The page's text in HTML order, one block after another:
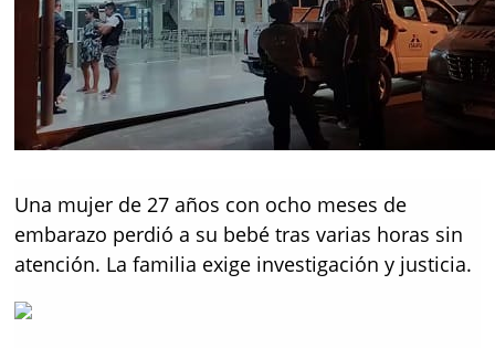
Una mujer de 27 años con ocho meses de
embarazo perdió a su bebé tras varias horas sin
atención. La familia exige investigación y justicia.